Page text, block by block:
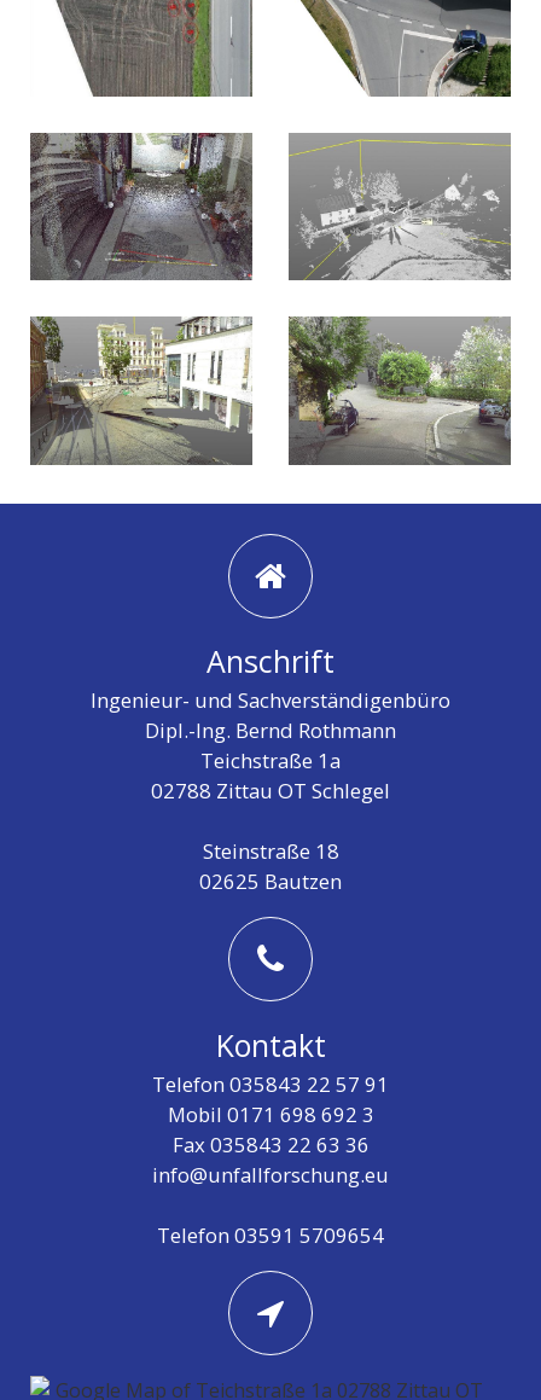
Anschrift
Ingenieur- und Sachverständigenbüro
Dipl.-Ing. Bernd Rothmann
Teichstraße 1a
02788 Zittau OT Schlegel
Steinstraße 18
02625 Bautzen
Kontakt
Telefon 035843 22 57 91
Mobil 0171 698 692 3
Fax 035843 22 63 36
info@unfallforschung.eu
Telefon 03591 5709654